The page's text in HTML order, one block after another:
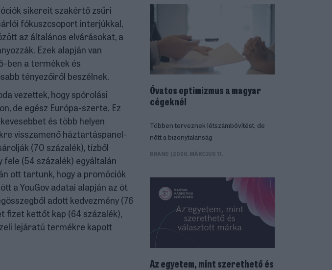
sikereit szakértő zsűri
fókuszcsoport interjúkkal,
az általános elvárásokat, a
Ezek alapján van
ben a termékek és
tényezőiről beszélnek.
vezettek, hogy spórolási
de egész Európa-szerte. Ez
és több helyen
visszamenő háztartáspanel-
(70 százalék), tízből
fele (54 százalék) egyáltalán
ott tartunk, hogy a promóciók
a YouGov adatai alapján az öt
adott kedvezmény (76
fizet kettőt kap (64 százalék),
lejáratú termékre kapott
Óvatos optimizmus a magyar
cégeknél
Többen terveznek létszámbővítést, de
nőtt a bizonytalanság
BRAND | 2026. MÁRCIUS 11.
Az egyetem, mint szerethető és